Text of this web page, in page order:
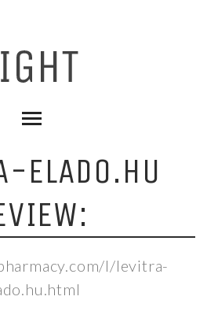
ELADO.HU
l/levitra-